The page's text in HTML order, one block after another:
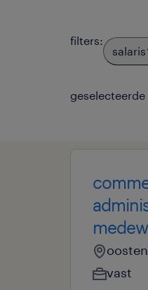
filters:
salaris
vast